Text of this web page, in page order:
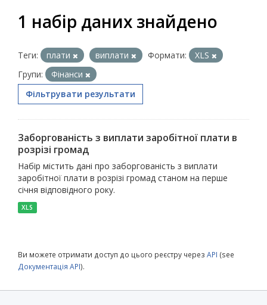
1 набір даних знайдено
Теги: плати виплати Формати:
XLS
Групи:
Фінанси
Фільтрувати результати
Заборгованість з виплати заробітної плати в
розрізі громад
Набір містить дані про заборгованість з виплати
заробітної плати в розрізі громад станом на перше
січня відповідного року.
XLS
Ви можете отримати доступ до цього реєстру через API (see
Документація API).